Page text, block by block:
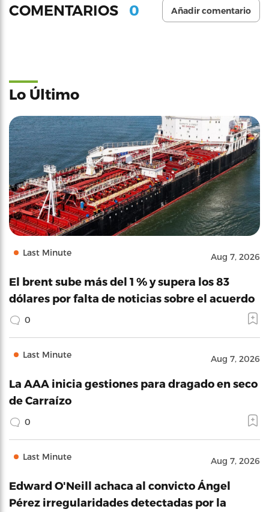
COMENTARIOS 0 Añadir comentario
Lo Último
Last Minute Aug 7, 2026
El brent sube más del 1 % y supera los 83
dólares por falta de noticias sobre el acuerdo
0
Last Minute Aug 7, 2026
La AAA inicia gestiones para dragado en seco
de Carraízo
0
Last Minute Aug 7, 2026
Edward O'Neill achaca al convicto Ángel
Pérez irregularidades detectadas por la